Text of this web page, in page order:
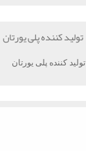
تولید کننده پلی یورتان